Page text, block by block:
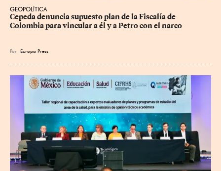
GEOPOLÍTICA
Cepeda denuncia supuesto plan de la Fiscalía de
Colombia para vincular a él y a Petro con el narco
Por Europa Press